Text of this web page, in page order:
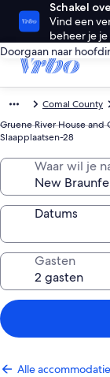
Schakel
Vind een
beheer je
Doorgaan naar
Comal County
Gruene River House and
Slaapplaatsen-28
Waar wil je
Datums
Gasten
Alle